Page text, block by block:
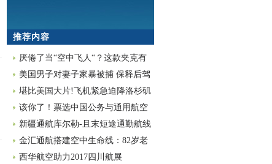
推荐内容
厌倦了当“空中飞人“？这款夹克有
二十五个功
美国男子对妻子家暴被捕 保释后驾
飞机撞自家
堪比美国大片!飞机紧急迫降洛杉矶
高速公路
该你了！票选中国公务与通用航空
年度10大新闻
新疆通航库尔勒-且末短途通勤航线
成功首航
金汇通航搭建空中生命线：82岁老
革命空中紧急
西华航空助力2017四川航展